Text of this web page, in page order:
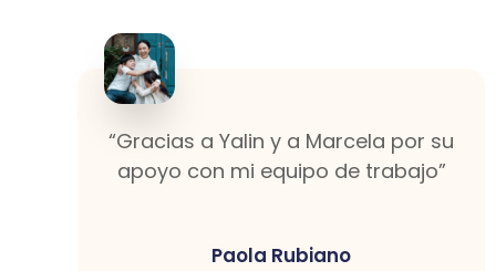
“Gracias a Yalin y a Marcela por su
apoyo con mi equipo de trabajo”
Paola Rubiano